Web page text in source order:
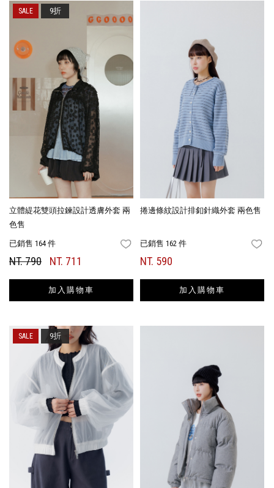
立體緹花雙頭拉鍊設計透膚外套 兩
色售
已銷售 164 件 FAVORITES
NT. 790 NT. 711
加入購物車
9折
捲邊條紋設計排釦針織外套 兩色售
已銷售 162 件
NT. 590
加入購物車
9折